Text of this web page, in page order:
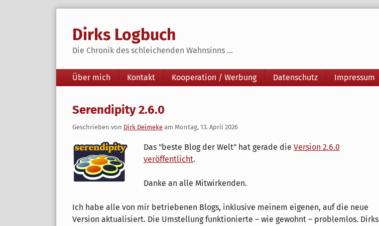
Dirks Logbuch
Die Chronik des schleichenden Wahnsinns ...
Navigation
Über mich Kontakt Kooperation / Werbung Datenschutz Impressum
Serendipity 2.6.0
Geschrieben von Dirk Deimeke am Montag, 13. April 2026
Das "beste Blog der Welt" hat gerade die Version 2.6.0
veröffentlicht.
Danke an alle Mitwirkenden.
Ich habe alle von mir betriebenen Blogs, inklusive meinem eigenen, auf die neue
Version aktualisiert. Die Umstellung funktionierte – wie gewohnt – problemlos. Dirks